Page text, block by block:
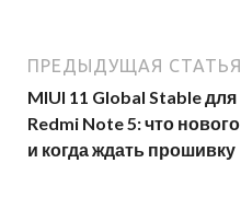
ПРЕДЫДУЩАЯ СТАТЬЯ
MIUI 11 Global Stable для
Redmi Note 5: что нового
и когда ждать прошивку